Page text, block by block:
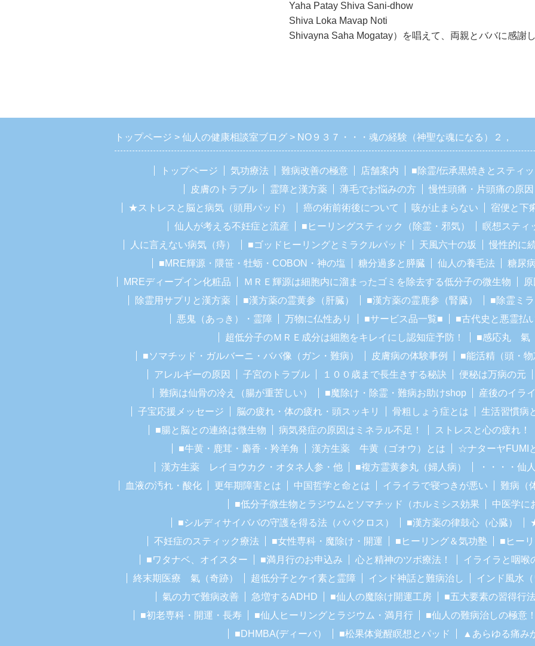
Yaha Patay Shiva Sani-dhow
Shiva Loka Mavap Noti
Shivayna Saha Mogatay）を唱えて、両親とババに感謝し
トップページ 仙人の健康相談室ブログ NO９３７・・・魂の経験（神聖な魂になる）２，
トップページ 気功療法 難病改善の極意 店舗案内 ■除霊/伝承黒焼きとスティッ
皮膚のトラブル
霊障と漢方薬 薄毛でお悩みの方 慢性頭痛・片頭痛の原因
★ストレスと脳と病気（頭用パッド）
癌の術前術後について 咳が止まらない 宿便と下
仙人が考える不妊症と流産
■ヒーリングスティック（除霊・邪気） 瞑想スティ
人に言えない病気（痔）
■ゴッドヒーリングとミラクルパッド 天風六十の坂 慢性的に
■MRE輝源・隈笹・牡蛎・COBON・神の塩
糖分過多と膵臓 仙人の養毛法 糖尿
MREディープイン化粧品
ＭＲＥ輝源は細胞内に溜まったゴミを除去する低分子の微生物
除霊用サプリと漢方薬
■漢方薬の霊黄参（肝臓） ■漢方薬の霊鹿参（腎臓）
■除霊ミ
悪鬼（あっき）・霊障
万物に仏性あり ■サービス品一覧■ ■古代史と悪霊払
超低分子のＭＲＥ成分は細胞をキレイにし認知症予防！
■感応丸 氣
■ソマチッド・ガルバーニ・ババ像（ガン・難病）
皮膚病の体験事例 ■能活精（頭・物
アレルギーの原因
子宮のトラブル １００歳まで長生きする秘訣 便秘は万病の元
難病は仙骨の冷え（腸が重苦しい）
■魔除け・除霊・難病お助けshop 産後のイラ
子宝応援メッセージ
脳の疲れ・体の疲れ・頭スッキリ 骨粗しょう症とは 生活習慣病
■腸と脳との連絡は微生物
病気発症の原因はミネラル不足！ ストレスと心の疲れ！
■牛黄・鹿茸・麝香・羚羊角
漢方生薬 牛黄（ゴオウ）とは
☆ナターヤFUMI
漢方生薬 レイヨウカク・オタネ人参・他
■複方霊黄参丸（婦人病） ・・・・仙
血液の汚れ・酸化
更年期障害とは 中国哲学と命とは イライラで寝つきが悪い 難病（
■低分子微生物とラジウムとソマチッド（ホルミシス効果
中医学に
■シルディサイババの守護を得る法（ババクロス）
■漢方薬の律鼓心（心臓）
不妊症のスティック療法
■女性専科・魔除け・開運 ■ヒーリング＆気功塾
■ヒー
■ワタナベ、オイスター
■満月行のお申込み 心と精神のツボ療法！ イライラと咽喉
終末期医療 氣（奇跡）
超低分子とケイ素と霊障 インド神話と難病治し インド風水（
氣の力で難病改善
急増するADHD ■仙人の魔除け開運工房 ■五大要素の習得行
■初老専科・開運・長寿
■仙人ヒーリングとラジウム・満月行 ■仙人の難病治しの極意！
■DHMBA(ディーバ）
■松果体覚醒瞑想とパッド ▲あらゆる痛み